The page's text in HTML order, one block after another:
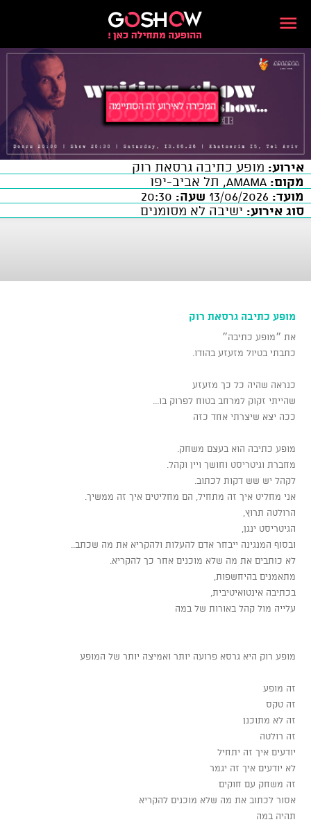
אירוע: מופע כתיבה גרסאת רוק
מקום:
מועד:
שעה:
סוג אירוע: ישיבה לא מסומנים
מופע כתיבה גרסאת רוק
את ״מופע כתיבה״
כתבתי בטיול מזעזע בהודו.
כנראה שהיה כל כך מזעזע
שהייתי זקוק למרחב בטוח לפרוק בו...
ככה יצא שיצרתי אחד כזה
מופע כתיבה הוא בעצם משחק.
מחברת וגיטריסט וחושך ויין וקהל.
לקהל יש שש דקות לכתוב.
אני מחליט איך זה מתחיל, הם מחליטים איך זה ממשיך.
הרולטה תרוץ,
הגיטריסט ינגן,
ובסוף המנגינה ייבחר אדם להעלות ולהקריא את מה שכתב..
לא כותבים את מה שלא מוכנים אחר כך להקריא.
מתאמנים בהיחשפות,
בכתיבה אינטואיטיבית,
עלייה מול קהל באורות של במה
מופע רוק היא גרסא פרועה יותר ואמיצה יותר של המופע
זה מופע
זה טקס
זה לא מתוכנן
זה רולטה
יודעים איך זה יתחיל
לא יודעים איך זה יגמר
זה משחק עם חוקים
אסור לכתוב את מה שלא מוכנים להקריא
תהיה במה